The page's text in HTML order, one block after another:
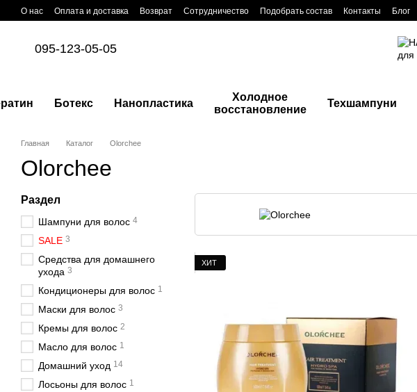
Перейти к основному контенту
О нас Оплата и доставка Возврат Сотрудничество Подобрать состав Контакты Блог
095-123-05-05
Ботекс Нанопластика
Холодное
восстановление
Техшампуни
Главная Каталог Olorchee
Olorchee
ХИТ
Раздел
Шампуни для волос 4
SALE 3
Средства для домашнего
ухода 3
Кондиционеры для волос 1
Маски для волос 3
Кремы для волос 2
Масло для волос 1
Домашний уход 14
Лосьоны для волос 1